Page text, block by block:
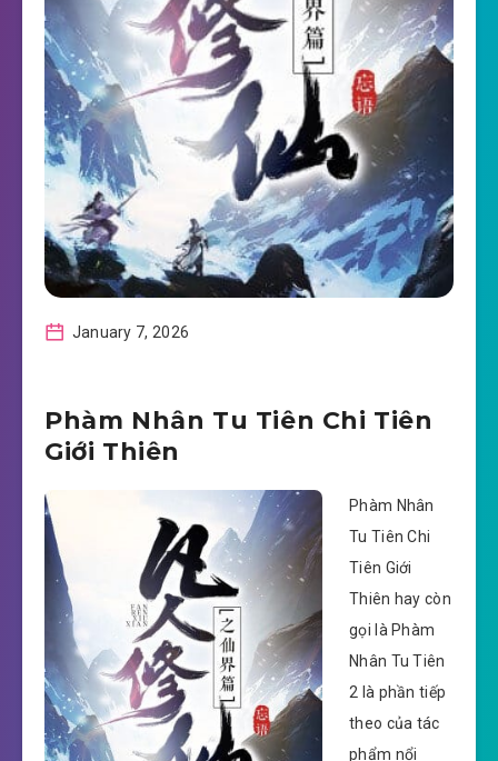
January 7, 2026
Phàm Nhân Tu Tiên Chi Tiên
Giới Thiên
Phàm Nhân
Tu Tiên Chi
Tiên Giới
Thiên hay còn
gọi là Phàm
Nhân Tu Tiên
2 là phần tiếp
theo của tác
phẩm nổi